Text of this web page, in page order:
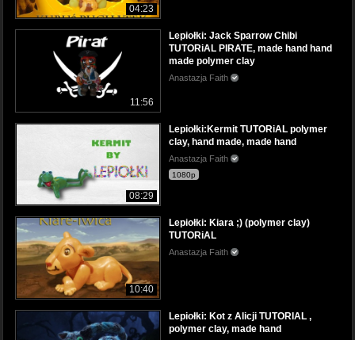
04:23
11:56
Lepiołki: Jack Sparrow Chibi
TUTORiAL PIRATE, made hand hand
made polymer clay
Anastazja Faith
08:29
Lepiołki:Kermit TUTORiAL polymer
clay, hand made, made hand
Anastazja Faith
1080p
10:40
Lepiołki: Kiara ;) (polymer clay)
TUTORiAL
Anastazja Faith
Lepiołki: Kot z Alicji TUTORIAL ,
polymer clay, made hand